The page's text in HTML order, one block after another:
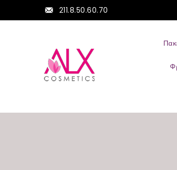
211.8.50.60.70